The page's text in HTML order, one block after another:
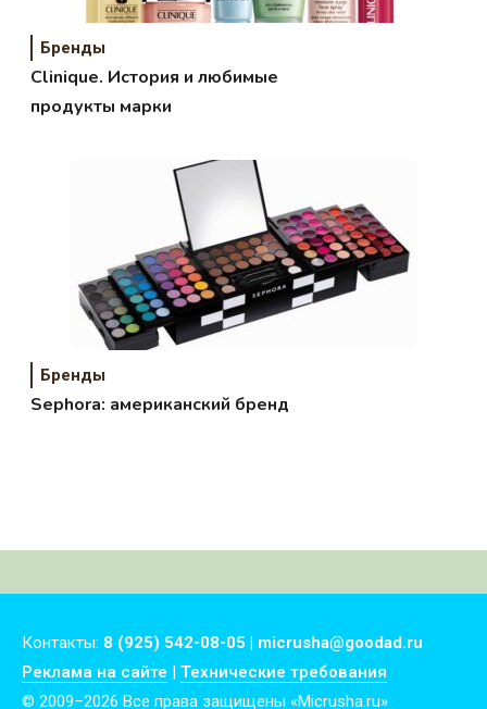
Бренды
Clinique. История и любимые
продукты марки
Бренды
Sephora: американский бренд
Контакты: 8 (925) 542-08-05 | micrusha@goodad.ru
Реклама на сайте | Технические требования
© 2009–2026 Все права защищены «Micrusha.ru»